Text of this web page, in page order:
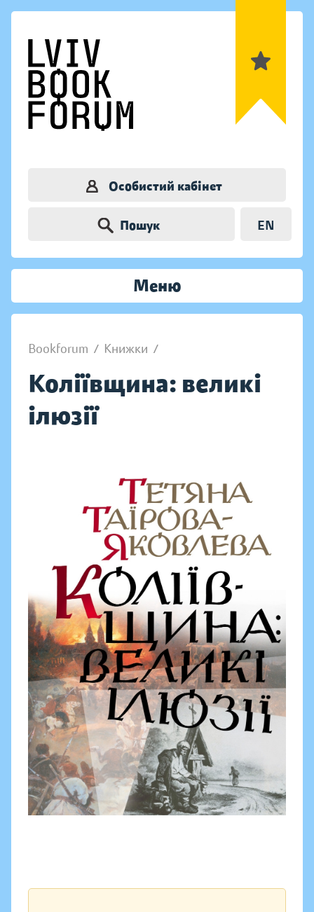
Особистий кабінет
Пошук EN
Меню
Bookforum / Книжки /
Коліївщина: великі
ілюзії